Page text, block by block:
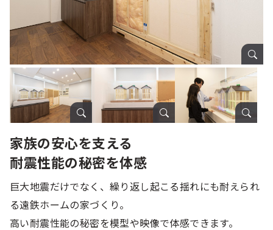
家族の安心を支える
耐震性能の秘密を体感
巨大地震だけでなく、繰り返し起こる揺れにも耐えられ
る遠鉄ホームの家づくり。
高い耐震性能の秘密を模型や映像で体感できます。